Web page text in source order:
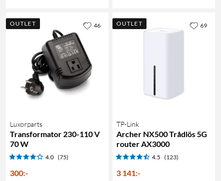
OUTLET
Luxorparts
Transformator 230-110 V
70 W
4.0 (75)
300:-
46 OUTLET
TP-Link
Archer NX500 Trådlös 5G
router AX3000
4.5 (123)
3 141:-
69